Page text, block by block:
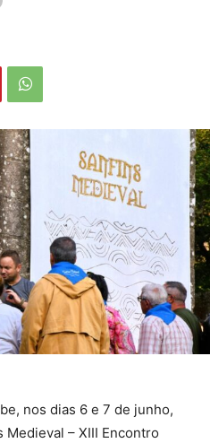
nos dias 6 e 7 de junho,
Medieval – XIII Encontro